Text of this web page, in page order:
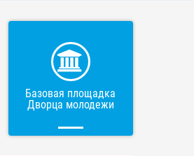
Базовая площадка
Дворца молодежи